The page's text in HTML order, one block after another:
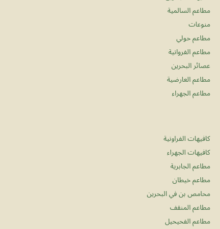
مطاعم السالمية
منوعات
مطاعم حولي
مطاعم الفروانية
عصائر البحرين
مطاعم العارضية
مطاعم الجهراء
كافيهات الفراونية
كافيهات الجهراء
مطاعم الجابرية
مطاعم خيطان
محامص بن في البحرين
مطاعم المنقف
مطاعم الفحيحيل